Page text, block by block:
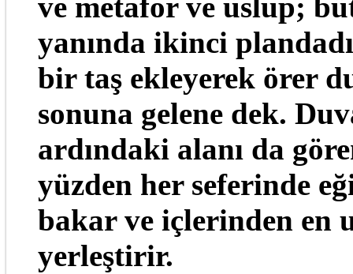
ve metafor ve üslup;
yanında ikinci
bir taş ekleyerek örer
sonuna gelene dek.
ardındaki alanı da
yüzden her seferinde
bakar ve içlerinden en
yerleştirir.